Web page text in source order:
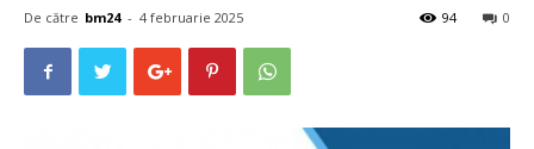
De către bm24 - 4 februarie 2025 0
94